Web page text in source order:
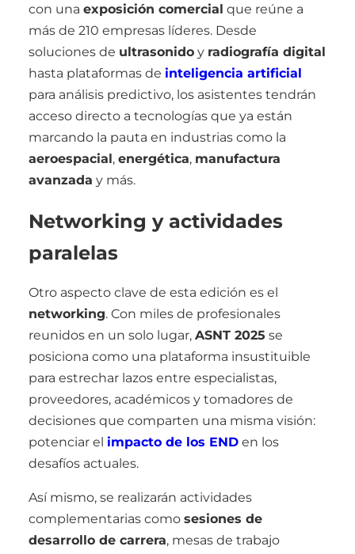
con una exposición comercial que reúne a
más de 210 empresas líderes. Desde
soluciones de ultrasonido y radiografía digital
hasta plataformas de inteligencia artificial
para análisis predictivo, los asistentes tendrán
acceso directo a tecnologías que ya están
marcando la pauta en industrias como la
aeroespacial, energética, manufactura
avanzada y más.
Networking y actividades
paralelas
Otro aspecto clave de esta edición es el
networking. Con miles de profesionales
reunidos en un solo lugar, ASNT 2025 se
posiciona como una plataforma insustituible
para estrechar lazos entre especialistas,
proveedores, académicos y tomadores de
decisiones que comparten una misma visión:
potenciar el impacto de los END en los
desafíos actuales.
Así mismo, se realizarán actividades
complementarias como sesiones de
desarrollo de carrera, mesas de trabajo